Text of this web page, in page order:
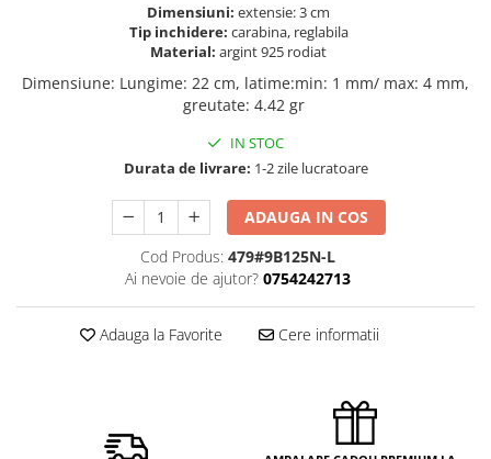
Dimensiuni: extensie: 3 cm
Tip inchidere: carabina, reglabila
Material: argint 925 rodiat
Dimensiune: Lungime: 22 cm, latime:min: 1 mm/ max: 4 mm,
greutate: 4.42 gr
IN STOC
Durata de livrare: 1-2 zile lucratoare
ADAUGA IN COS
Cod Produs: 479#9B125N-L
Ai nevoie de ajutor? 0754242713
Adauga la Favorite Cere informatii